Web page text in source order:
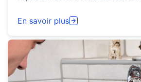
En savoir plus